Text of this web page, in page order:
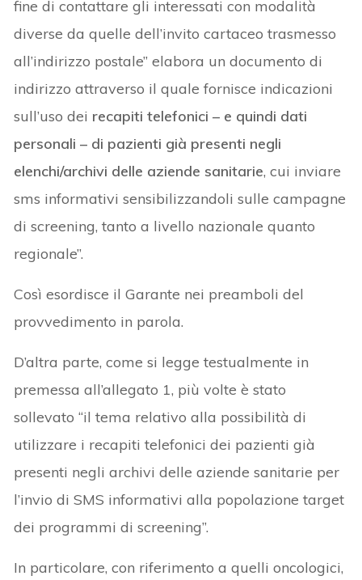
fine di contattare gli interessati con modalità
diverse da quelle dell’invito cartaceo trasmesso
all’indirizzo postale” elabora un documento di
indirizzo attraverso il quale fornisce indicazioni
sull’uso dei recapiti telefonici – e quindi dati
personali – di pazienti già presenti negli
elenchi/archivi delle aziende sanitarie, cui inviare
sms informativi sensibilizzandoli sulle campagne
di screening, tanto a livello nazionale quanto
regionale”.
Così esordisce il Garante nei preamboli del
provvedimento in parola.
D’altra parte, come si legge testualmente in
premessa all’allegato 1, più volte è stato
sollevato “il tema relativo alla possibilità di
utilizzare i recapiti telefonici dei pazienti già
presenti negli archivi delle aziende sanitarie per
l’invio di SMS informativi alla popolazione target
dei programmi di screening”.
In particolare, con riferimento a quelli oncologici,